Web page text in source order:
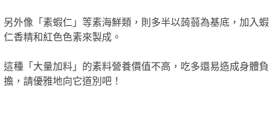
另外像「素蝦仁」等素海鮮類，則多半以蒟蒻為基底，加入蝦
仁香精和紅色色素來製成。
這種「大量加料」的素料營養價值不高，吃多還易造成身體負
擔，請優雅地向它道別吧！